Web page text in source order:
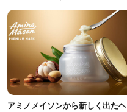
アミノメイソンから新しく出たヘ